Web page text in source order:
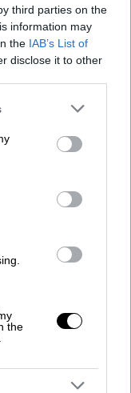
third parties on the
information may
the IAB’s List of
disclose it to other
or more Google
You may click to
party tags to
in below Google
the
να
προσπαθεί
του μεγάλου
σημείο και
χάθηκε στο